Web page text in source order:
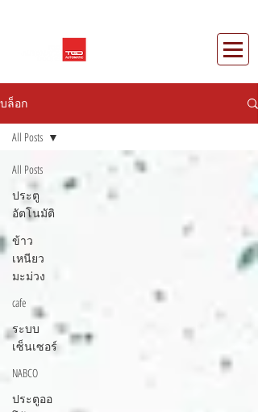
บล็อก
All Posts
ประตู
อัตโนมัติ
ข้าว
เหนียว
มะม่วง
cafe
ระบบ
เซ็นเซอร์
NABCO
ประตูออ
All Posts